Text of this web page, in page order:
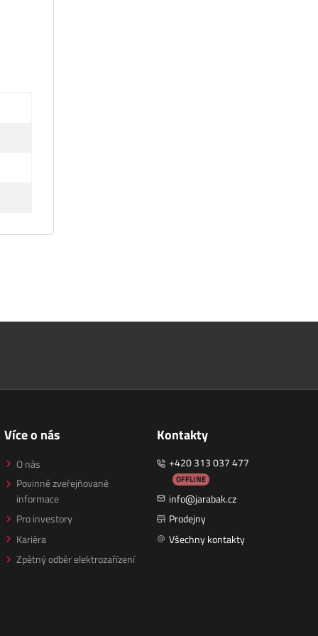
Více o nás
O nás
Povinně zveřejňované
informace
Pro investory
Kariéra
Zpětný odběr elektrozařízení
Kontakty
+420 313 037 477
OFFLINE
info@jarabak.cz
Prodejny
Všechny kontakty